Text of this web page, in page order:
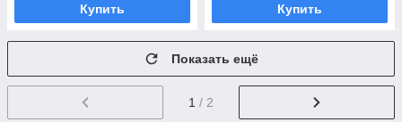
Купить Купить
Показать ещё
1 / 2